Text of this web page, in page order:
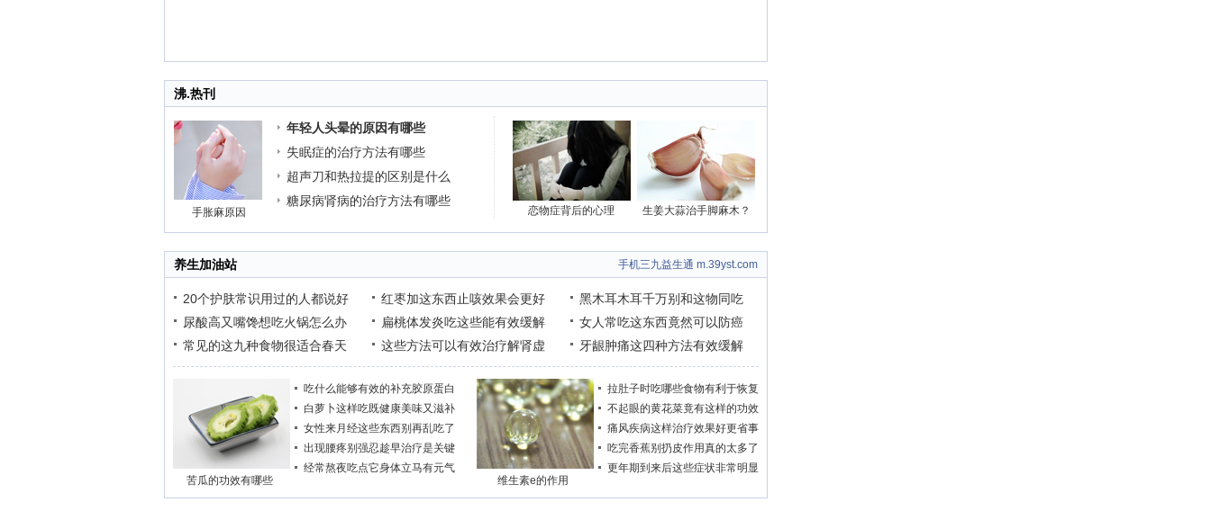
沸.热刊
手胀麻原因
年轻人头晕的原因有哪些
失眠症的治疗方法有哪些
超声刀和热拉提的区别是什么
糖尿病肾病的治疗方法有哪些
恋物症背后的心理 生姜大蒜治手脚麻木？
养生加油站 手机三九益生通 m.39yst.com
20个护肤常识用过的人都说好
尿酸高又嘴馋想吃火锅怎么办
常见的这九种食物很适合春天
红枣加这东西止咳效果会更好
扁桃体发炎吃这些能有效缓解
这些方法可以有效治疗解肾虚
黑木耳木耳千万别和这物同吃
女人常吃这东西竟然可以防癌
牙龈肿痛这四种方法有效缓解
苦瓜的功效有哪些
吃什么能够有效的补充胶原蛋白
白萝卜这样吃既健康美味又滋补
女性来月经这些东西别再乱吃了
出现腰疼别强忍趁早治疗是关键
经常熬夜吃点它身体立马有元气
维生素e的作用
拉肚子时吃哪些食物有利于恢复
不起眼的黄花菜竟有这样的功效
痛风疾病这样治疗效果好更省事
吃完香蕉别扔皮作用真的太多了
更年期到来后这些症状非常明显